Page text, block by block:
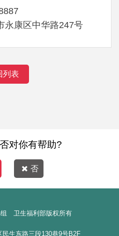
永康区中华路247号
列表
对你有帮助?
否
组 卫生福利部版权所有
生东路三段130巷9号B2F